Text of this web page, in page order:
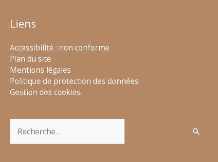
Liens
Accessibilité : non conforme
Plan du site
Mentions légales
Politique de protection des données
Gestion des cookies